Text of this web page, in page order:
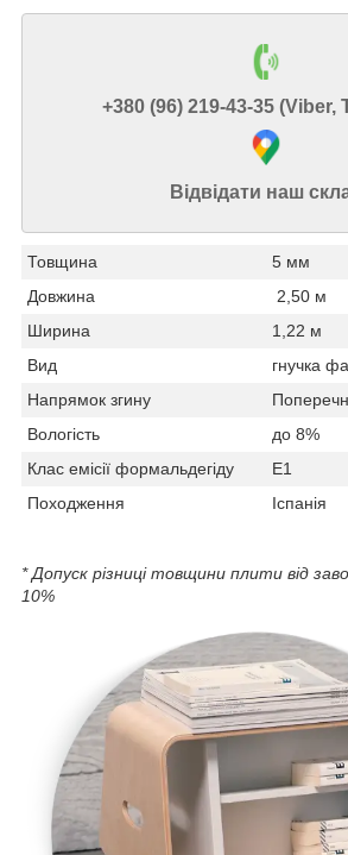
+380 (96) 219-43-35 (Viber,
Відвідати наш
Товщина
5 мм
Довжина
2,50 м
Ширина
1,22 м
Вид
гнучка
Напрямок згину
Вологість
до 8%
Клас емісії формальдегіду
Е1
Походження
Іспанія
* Допуск різниці товщини плити від
10%